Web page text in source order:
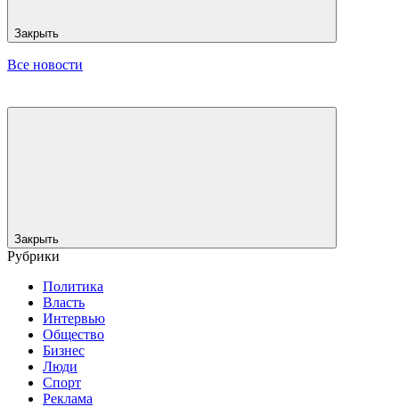
Закрыть
Все новости
Закрыть
Рубрики
Политика
Власть
Интервью
Общество
Бизнес
Люди
Спорт
Реклама